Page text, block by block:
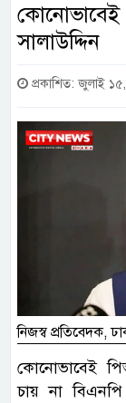
কোনোভাবেই
সালাউদ্দিন
প্রকাশিত: জুলাই
নিজস্ব প্রতিবেদক,
কোনোভাবেই
চায় না